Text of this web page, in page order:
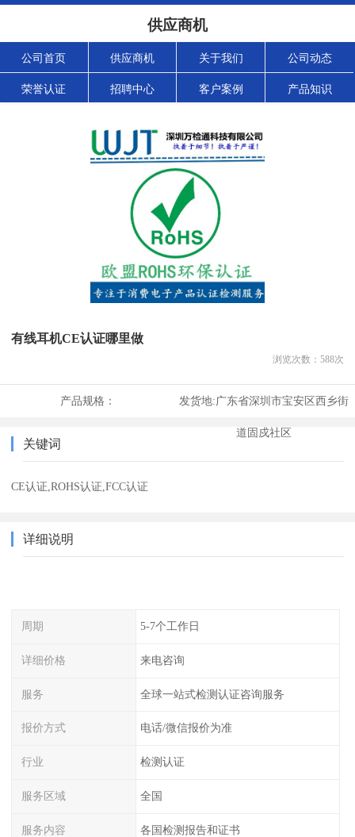
供应商机
公司首页 供应商机 关于我们 公司动态
荣誉认证 招聘中心 客户案例 产品知识
有线耳机CE认证哪里做
浏览次数： 588次
产品规格： 发货地:广东省深圳市宝安区西乡街
道固戍社区
关键词
CE认证,ROHS认证,FCC认证
详细说明
周期 5-7个工作日
详细价格 来电咨询
服务 全球一站式检测认证咨询服务
报价方式 电话/微信报价为准
行业 检测认证
服务区域 全国
服务内容 各国检测报告和证书